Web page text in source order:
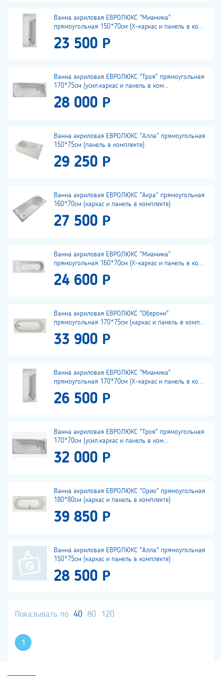
Ванна акриловая ЕВРОЛЮКС "Миамика"
прямоугольная 150*70см (Х-каркас и панель в ко...
23 500 Р
Ванна акриловая ЕВРОЛЮКС "Троя" прямоугольная
170*75см (усил.каркас и панель в ком...
28 000 Р
Ванна акриловая ЕВРОЛЮКС "Алла" прямоугольная
150*75см (панель в комплекте)
29 250 Р
Ванна акриловая ЕВРОЛЮКС "Акра" прямоугольная
160*70см (каркас и панель в комплекте)
27 500 Р
Ванна акриловая ЕВРОЛЮКС "Миамика"
прямоугольная 160*70см (Х-каркас и панель в ко...
24 600 Р
Ванна акриловая ЕВРОЛЮКС "Оберони"
прямоугольная 170*75см (каркас и панель в комп...
33 900 Р
Ванна акриловая ЕВРОЛЮКС "Миамика"
прямоугольная 170*70см (Х-каркас и панель в ко...
26 500 Р
Ванна акриловая ЕВРОЛЮКС "Троя" прямоугольная
170*70см (усил.каркас и панель в ком...
32 000 Р
Ванна акриловая ЕВРОЛЮКС "Орио" прямоугольная
180*80см (каркас и панель в комплекте)
39 850 Р
Ванна акриловая ЕВРОЛЮКС "Алла" прямоугольная
150*75см (каркас и панель в комплекте)
28 500 Р
Показывать по 40 80 120
1